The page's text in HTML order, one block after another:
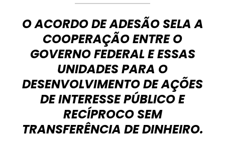
O ACORDO DE ADESÃO SELA A
COOPERAÇÃO ENTRE O
GOVERNO FEDERAL E ESSAS
UNIDADES PARA O
DESENVOLVIMENTO DE AÇÕES
DE INTERESSE PÚBLICO E
RECÍPROCO SEM
TRANSFERÊNCIA DE DINHEIRO.